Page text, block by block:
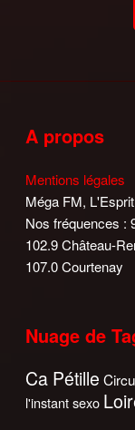
A propos
Mentions légales
Méga FM,
Nos fréquences :
102.9 Château-
107.0 Courtenay
Nuage de
Ca Pétille
l'instant sexo